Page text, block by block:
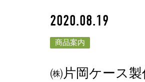
2020.08.19
商品案内
㈱片岡ケース